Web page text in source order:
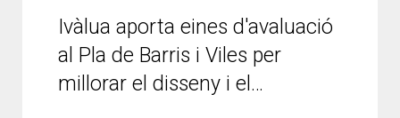
Ivàlua aporta eines d'avaluació
al Pla de Barris i Viles per
millorar el disseny i el…